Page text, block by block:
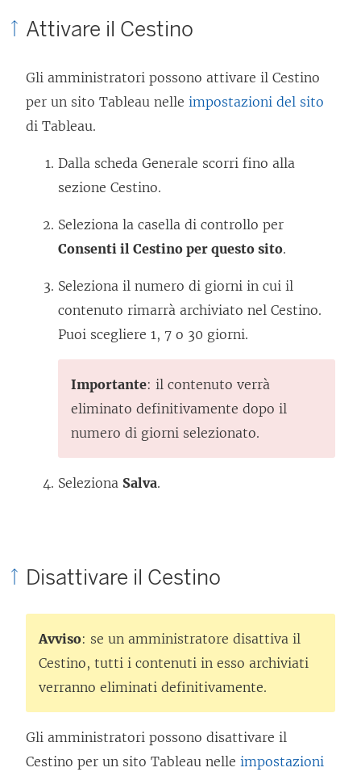
Attivare il Cestino
Gli amministratori possono attivare il Cestino
per un sito Tableau nelle impostazioni del sito
di Tableau.
Dalla scheda Generale scorri fino alla
sezione Cestino.
Seleziona la casella di controllo per
Consenti il Cestino per questo sito.
Seleziona il numero di giorni in cui il
contenuto rimarrà archiviato nel Cestino.
Puoi scegliere 1, 7 o 30 giorni.
Importante: il contenuto verrà
eliminato definitivamente dopo il
numero di giorni selezionato.
Seleziona Salva.
Disattivare il Cestino
Avviso: se un amministratore disattiva il
Cestino, tutti i contenuti in esso archiviati
verranno eliminati definitivamente.
Gli amministratori possono disattivare il
Cestino per un sito Tableau nelle impostazioni